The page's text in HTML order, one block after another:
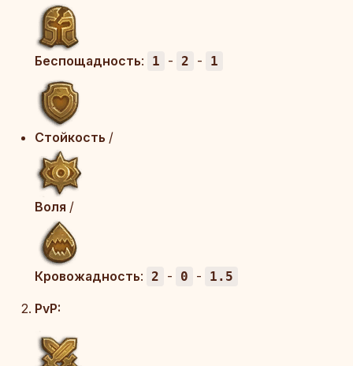
Беспощадность: 1 - 2 - 1
Стойкость /
Воля /
Кровожадность: 2 - 0 - 1.5
PvP: